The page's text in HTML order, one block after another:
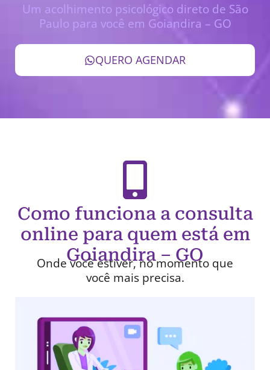
Um acolhimento psicológico direto de São
Paulo para você em Goiandira – GO
QUERO AGENDAR
Como funciona a consulta
online para quem está em
Goiandira – GO
Onde você estiver, no momento que
você mais precisa.